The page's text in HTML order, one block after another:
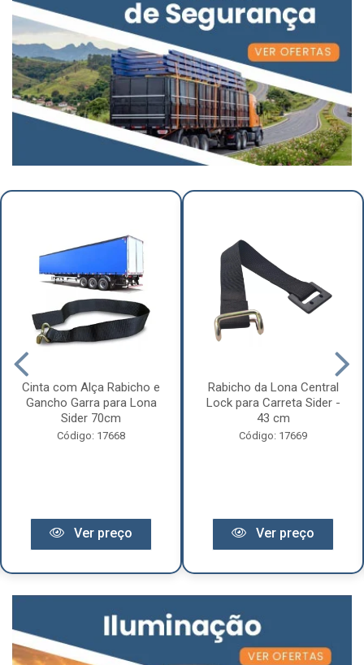
Cinta com Alça Rabicho e
Gancho Garra para Lona
Sider 70cm
Código: 17668
Ver preço
Rabicho da Lona Central
Lock para Carreta Sider -
43 cm
Código: 17669
Ver preço